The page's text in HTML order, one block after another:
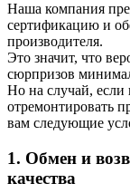
Наша компания
сертификацию и
производителя.
Это значит, что
сюрпризов
Но на случай, если
отремонтировать
вам следующие
1. Обмен и
качества